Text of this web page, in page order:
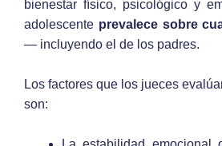
bienestar físico, psicológico y
adolescente prevalece sobre
— incluyendo el de los padres.
Los factores que los jueces
son: